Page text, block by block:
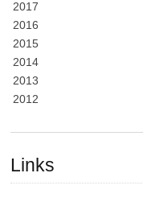
2017
2016
2015
2014
2013
2012
Links